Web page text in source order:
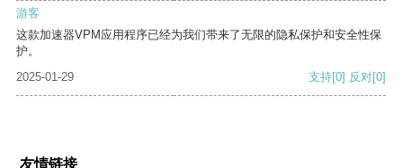
游客
这款加速器VPM应用程序已经为我们带来了无限的隐私保护和安全性保
护。
2025-01-29
支持[0] 反对[0]
友情链接